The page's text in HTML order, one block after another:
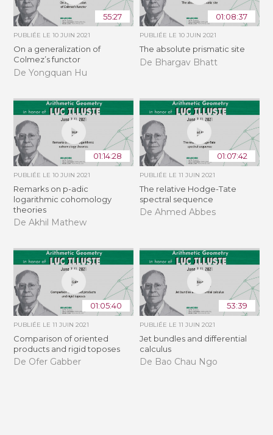
55:27
PUBLIÉE LE10 JUIN 2021
On a generalization of
Colmez’s functor
De Yongquan Hu
01:08:37
PUBLIÉE LE 10 JUIN 2021
The absolute prismatic site
De Bhargav Bhatt
01:14:28
PUBLIÉE LE10 JUIN 2021
Remarks on p-adic
logarithmic cohomology
theories
De Akhil Mathew
01:07:42
PUBLIÉE LE 11 JUIN 2021
The relative Hodge-Tate
spectral sequence
De Ahmed Abbes
01:05:40
PUBLIÉE LE11 JUIN 2021
Comparison of oriented
products and rigid toposes
De Ofer Gabber
53:39
PUBLIÉE LE 11 JUIN 2021
Jet bundles and differential
calculus
De Bao Chau Ngo